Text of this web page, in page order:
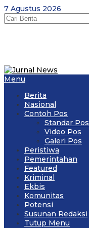
Skip
to
content
7 Agustus 2026
Menu
Berita
Nasional
Contoh Pos
Standar Pos
Video Pos
Galeri Pos
Peristiwa
Pemerintahan
Featured
Kriminal
Ekbis
Komunitas
Potensi
Susunan Redaksi
Tutup Menu